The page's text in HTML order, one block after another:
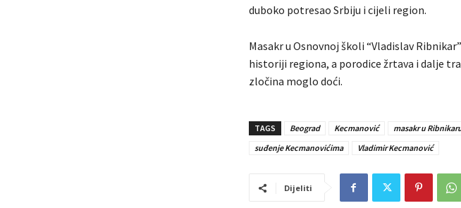
duboko potresao Srbiju i cijeli region.
Masakr u Osnovnoj školi “Vladislav
historiji regiona, a porodice žrtava i dalje
zločina moglo doći.
TAGS Beograd Kecmanović masakr u
suđenje Kecmanovićima
Vladimir Kecmanović
Dijeliti